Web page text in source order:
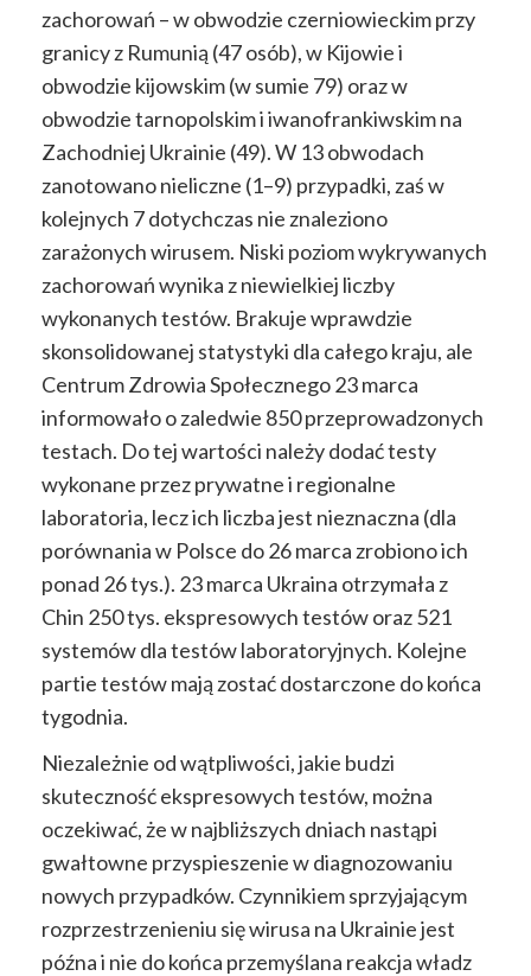
zachorowań – w obwodzie czerniowieckim przy
granicy z Rumunią (47 osób), w Kijowie i
obwodzie kijowskim (w sumie 79) oraz w
obwodzie tarnopolskim i iwanofrankiwskim na
Zachodniej Ukrainie (49). W 13 obwodach
zanotowano nieliczne (1–9) przypadki, zaś w
kolejnych 7 dotychczas nie znaleziono
zarażonych wirusem. Niski poziom wykrywanych
zachorowań wynika z niewielkiej liczby
wykonanych testów. Brakuje wprawdzie
skonsolidowanej statystyki dla całego kraju, ale
Centrum Zdrowia Społecznego 23 marca
informowało o zaledwie 850 przeprowadzonych
testach. Do tej wartości należy dodać testy
wykonane przez prywatne i regionalne
laboratoria, lecz ich liczba jest nieznaczna (dla
porównania w Polsce do 26 marca zrobiono ich
ponad 26 tys.). 23 marca Ukraina otrzymała z
Chin 250 tys. ekspresowych testów oraz 521
systemów dla testów laboratoryjnych. Kolejne
partie testów mają zostać dostarczone do końca
tygodnia.
Niezależnie od wątpliwości, jakie budzi
skuteczność ekspresowych testów, można
oczekiwać, że w najbliższych dniach nastąpi
gwałtowne przyspieszenie w diagnozowaniu
nowych przypadków. Czynnikiem sprzyjającym
rozprzestrzenieniu się wirusa na Ukrainie jest
późna i nie do końca przemyślana reakcja władz